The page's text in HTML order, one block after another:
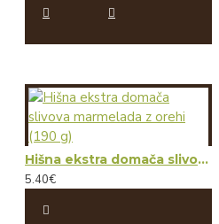
Hišna ekstra domača slivova marmelada z orehi (190 g)
5.40€